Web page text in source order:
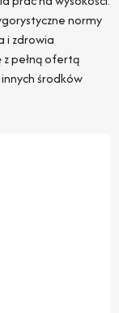
normy
i zdrowia
pełną ofertą
środków